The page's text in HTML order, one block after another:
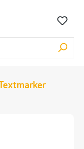
Textmarker